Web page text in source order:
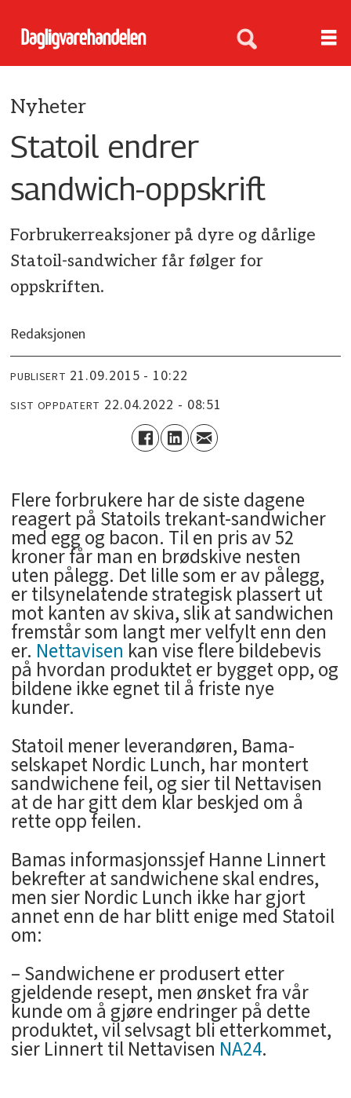
Nyheter
Statoil endrer
sandwich-oppskrift
Forbrukerreaksjoner på dyre og dårlige
Statoil-sandwicher får følger for
oppskriften.
Redaksjonen
PUBLISERT 21.09.2015 - 10:22
SIST OPPDATERT 22.04.2022 - 08:51
Flere forbrukere har de siste dagene
reagert på Statoils trekant-sandwicher
med egg og bacon. Til en pris av 52
kroner får man en brødskive nesten
uten pålegg. Det lille som er av pålegg,
er tilsynelatende strategisk plassert ut
mot kanten av skiva, slik at sandwichen
fremstår som langt mer velfylt enn den
er. Nettavisen kan vise flere bildebevis
på hvordan produktet er bygget opp, og
bildene ikke egnet til å friste nye
kunder.
Statoil mener leverandøren, Bama-
selskapet Nordic Lunch, har montert
sandwichene feil, og sier til Nettavisen
at de har gitt dem klar beskjed om å
rette opp feilen.
Bamas informasjonssjef Hanne Linnert
bekrefter at sandwichene skal endres,
men sier Nordic Lunch ikke har gjort
annet enn de har blitt enige med Statoil
om:
– Sandwichene er produsert etter
gjeldende resept, men ønsket fra vår
kunde om å gjøre endringer på dette
produktet, vil selvsagt bli etterkommet,
sier Linnert til Nettavisen NA24.